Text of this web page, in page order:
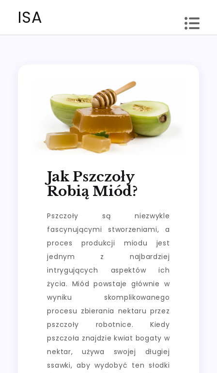
ISA
Jak Pszczoły
Robią Miód?
Pszczoły są niezwykle
fascynującymi stworzeniami, a
proces produkcji miodu jest
jednym z najbardziej
intrygujących aspektów ich
życia. Miód powstaje głównie w
wyniku skomplikowanego
procesu zbierania nektaru przez
pszczoły robotnice. Kiedy
pszczoła znajdzie kwiat bogaty w
nektar, używa swojej długiej
ssawki, aby wydobyć ten słodki